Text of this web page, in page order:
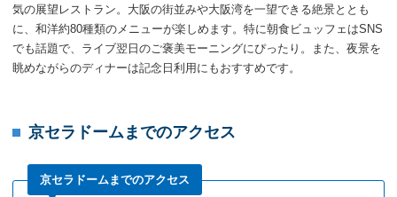
気の展望レストラン。大阪の街並みや大阪湾を一望できる絶景ととも
に、和洋約80種類のメニューが楽しめます。特に朝食ビュッフェはSNS
でも話題で、ライブ翌日のご褒美モーニングにぴったり。また、夜景を
眺めながらのディナーは記念日利用にもおすすめです。
京セラドームまでのアクセス
京セラドームまでのアクセス